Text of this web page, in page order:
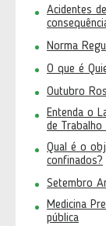
Acidentes
Norma
O que é
Outubro
Entenda o
de Trabalho
Qual é o
confinados?
Setembro
Medicina
pública